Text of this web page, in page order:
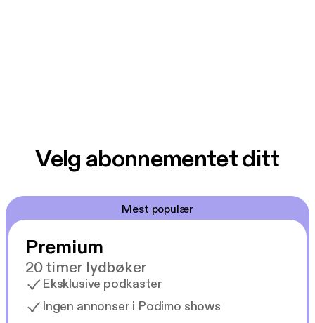
Velg abonnementet ditt
Mest populær
Premium
20 timer lydbøker
Eksklusive podkaster
Ingen annonser i Podimo shows